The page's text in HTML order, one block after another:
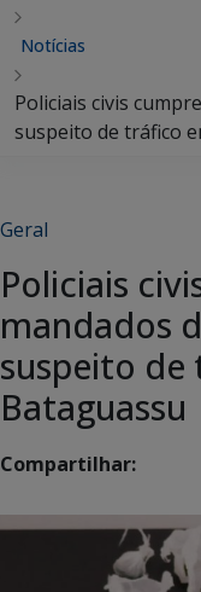
Notícias
Policiais civis
suspeito de tráfico
Geral
Policiais
mandados
suspeito
Bataguassu
Compartilhar: